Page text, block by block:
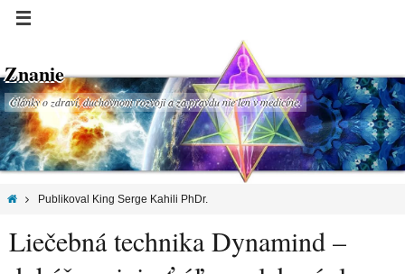
Znanie
Články o zdraví, duchovnom rozvoji a za pravdu nie len v medicíne.
Publikoval King Serge Kahili PhDr.
Liečebná technika Dynamind –